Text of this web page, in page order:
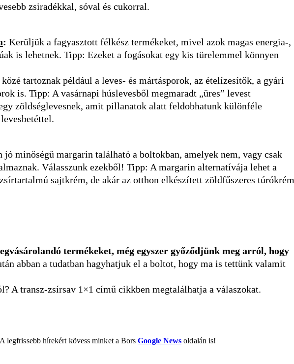
zsiradékkal, sóval és cukorral.
: Kerüljük a fagyasztott félkész termékeket, mivel azok magas energia-,
is lehetnek. Tipp: Ezeket a fogásokat egy kis türelemmel könnyen
tartoznak például a leves- és mártásporok, az ételízesítők, a gyári
is. Tipp: A vasárnapi húslevesből megmaradt „üres” levest
zöldséglevesnek, amit pillanatok alatt feldobhatunk különféle
jó minőségű margarin található a boltokban, amelyek nem, vagy csak
Válasszunk ezekből! Tipp: A margarin alternatívája lehet a
sajtkrém, de akár az otthon elkészített zöldfűszeres túrókrém
termékeket, még egyszer győződjünk meg arról, hogy
abban a tudatban hagyhatjuk el a boltot, hogy ma is tettünk valamit
A transz-zsírsav 1×1 című cikkben megtalálhatja a válaszokat.
A legfrissebb hírekért kövess minket a BorsGoogle News oldalán is!